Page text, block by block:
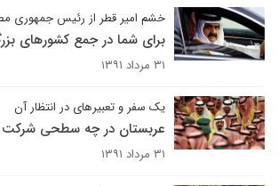
خشم امیر قطر از رئیس جمهوری
برای شما در جمع کشورهای
۳۱ مرداد ۱۳۹۱
یک سفر و تعبیرهای در انتظار آن
عربستان در چه سطحی شرکت
۳۱ مرداد ۱۳۹۱